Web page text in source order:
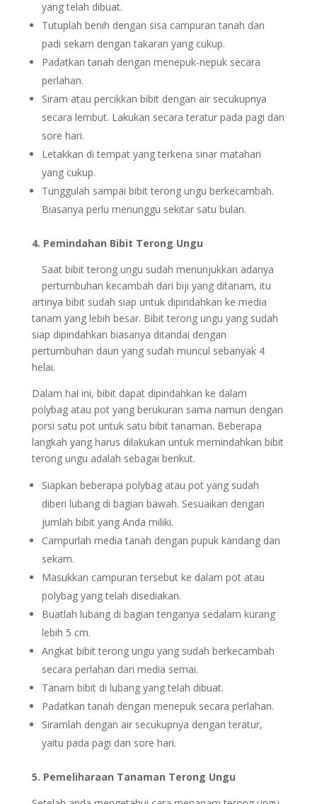
yang telah dibuat.
Tutuplah benih dengan sisa campuran tanah dan
padi sekam dengan takaran yang cukup.
Padatkan tanah dengan menepuk-nepuk secara
perlahan.
Siram atau percikkan bibit dengan air secukupnya
secara lembut. Lakukan secara teratur pada pagi dan
sore hari.
Letakkan di tempat yang terkena sinar matahari
yang cukup.
Tunggulah sampai bibit terong ungu berkecambah.
Biasanya perlu menunggu sekitar satu bulan.
4. Pemindahan Bibit Terong Ungu
Saat bibit terong ungu sudah menunjukkan adanya
pertumbuhan kecambah dari biji yang ditanam, itu
artinya bibit sudah siap untuk dipindahkan ke media
tanam yang lebih besar. Bibit terong ungu yang sudah
siap dipindahkan biasanya ditandai dengan
pertumbuhan daun yang sudah muncul sebanyak 4
helai.
Dalam hal ini, bibit dapat dipindahkan ke dalam
polybag atau pot yang berukuran sama namun dengan
porsi satu pot untuk satu bibit tanaman. Beberapa
langkah yang harus dilakukan untuk memindahkan bibit
terong ungu adalah sebagai berikut.
Siapkan beberapa polybag atau pot yang sudah
diberi lubang di bagian bawah. Sesuaikan dengan
jumlah bibit yang Anda miliki.
Campurlah media tanah dengan pupuk kandang dan
sekam.
Masukkan campuran tersebut ke dalam pot atau
polybag yang telah disediakan.
Buatlah lubang di bagian tenganya sedalam kurang
lebih 5 cm.
Angkat bibit terong ungu yang sudah berkecambah
secara perlahan dari media semai.
Tanam bibit di lubang yang telah dibuat.
Padatkan tanah dengan menepuk secara perlahan.
Siramlah dengan air secukupnya dengan teratur,
yaitu pada pagi dan sore hari.
5. Pemeliharaan Tanaman Terong Ungu